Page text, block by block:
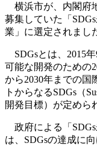
横浜市が、内閣府
募集していた「
業」に選定されまし
SDGsとは、2015
可能な開発のための
から2030年までの国
トからなるSDGs（
開発目標）が定めら
政府による「SDGs
は、SDGsの達成に